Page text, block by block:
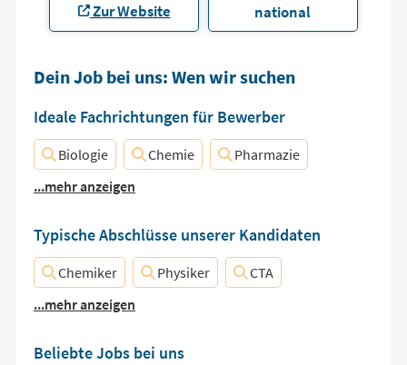
Zur Website national
Dein Job bei uns: Wen wir suchen
Ideale Fachrichtungen für Bewerber
Biologie Chemie
Pharmazie
...mehr anzeigen
Typische Abschlüsse unserer Kandidaten
Chemiker Physiker
CTA
...mehr anzeigen
Beliebte Jobs bei uns